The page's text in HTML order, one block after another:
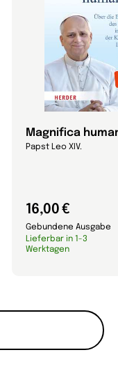
Magnifica
Papst Leo XIV.
16,00 €
Gebundene Ausgabe
Lieferbar in 1-3
Werktagen